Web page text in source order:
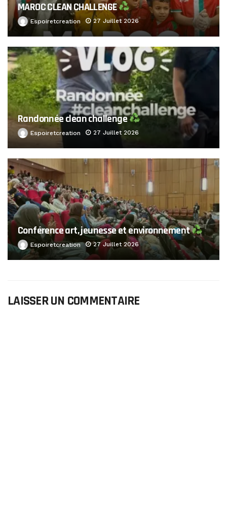
MAROC CLEAN CHALLENGE
Espoiretcreation 27 Juillet 2026
Randonnée clean challenge
Espoiretcreation 27 Juillet 2026
Conférence art, jeunesse et environnement
Espoiretcreation 27 Juillet 2026
LAISSER UN COMMENTAIRE